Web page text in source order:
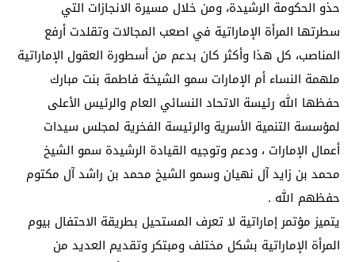
حذو الحكومة الرشيدة، ومن خلال مسيرة الانجازات التي
سطرتها المرأة الإماراتية في اصعب المجالات وتقلدت أرفع
المناصب، كل هذا وأكثر كان بدعم من أسطورة العقول الإماراتية
ملهمة النساء أم الإمارات سمو الشيخة فاطمة بنت مبارك
حفظها الله رئيسة الاتحاد النسائي العام والرئيس الأعلى
لمؤسسة التنمية الأسرية والرئيسة الفخرية لمجلس سيدات
أعمال الإمارات ، ودعم وتوجيه القيادة الرشيدة سمو الشيخ
محمد بن زايد آل نهيان وسمو الشيخ محمد بن راشد آل مكتوم
حفظهم الله .
يتميز مؤتمر إماراتية لا تعرف المستحيل بطريقة الاحتفال بيوم
المرأة الإماراتية بشكل مختلف ومبتكر وتقديم العديد من